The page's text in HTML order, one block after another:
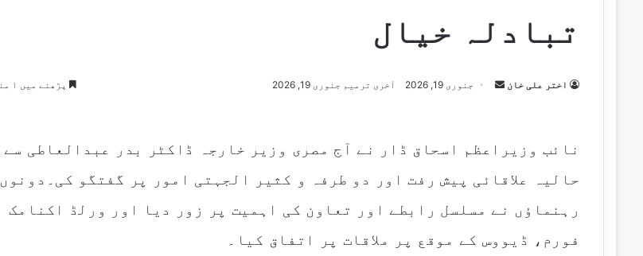
تبادلہ خیال
اختر علی خان
S
n
m
جنوری 19, 2026 آخری ترمیم جنوری 19, 2026 پڑھنے میں ۱ منٹ سے کم
نائب وزیراعظم اسحاق ڈار نے آج مصری وزیر خارجہ ڈاکٹر بدر عبدالعاطی سے
حالیہ علاقائی پیش رفت اور دو طرفہ و کثیر الجہتی امور پر گفتگو کی۔دونوں
رہنماؤں نے مسلسل رابطے اور تعاون کی اہمیت پر زور دیا اور ورلڈ اکنامک
فورم، ڈیووس کے موقع پر ملاقات پر اتفاق کیا۔